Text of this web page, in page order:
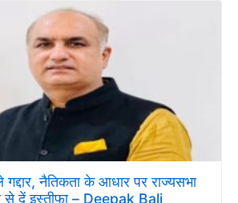
नैतिकता के आधार पर राज्यसभा
दें इस्तीफा – Deepak Bali